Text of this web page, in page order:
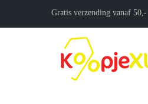
Gratis verzending vanaf 50,-